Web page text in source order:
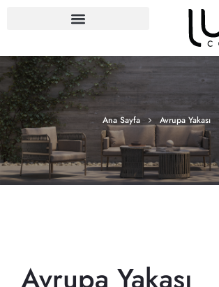
Ana Sayfa Avrupa Yakası
Avrupa Yakası